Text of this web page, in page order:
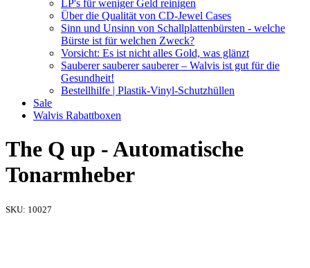
LP's für weniger Geld reinigen
Über die Qualität von CD-Jewel Cases
Sinn und Unsinn von Schallplattenbürsten - welche
Bürste ist für welchen Zweck?
Vorsicht: Es ist nicht alles Gold, was glänzt
Sauberer sauberer sauberer – Walvis ist gut für die
Gesundheit!
Bestellhilfe | Plastik-Vinyl-Schutzhüllen
Sale
Walvis Rabattboxen
The Q up - Automatische
Tonarmheber
SKU: 10027